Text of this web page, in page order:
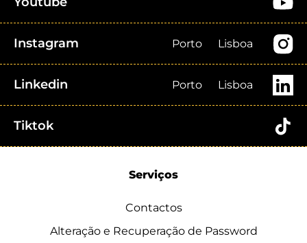
Instagram Porto Lisboa
Linkedin Porto Lisboa
Tiktok
Serviços
Contactos
Alteração e Recuperação de Password